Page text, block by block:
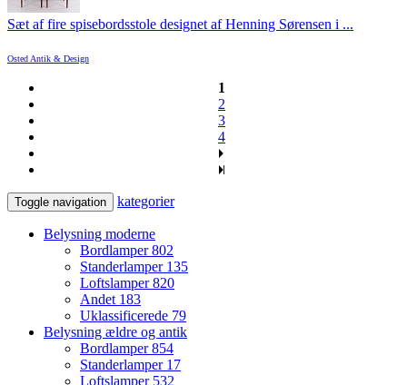
Sæt af fire spisebordsstole designet af Henning Sørensen i ...
Osted Antik & Design
1
2
3
4
Toggle navigation kategorier
Belysning moderne
Bordlamper802
Standerlamper 135
Loftslamper820
Andet 183
Uklassificerede 79
Belysning ældre og antik
Bordlamper854
Standerlamper 17
Loftslamper 532